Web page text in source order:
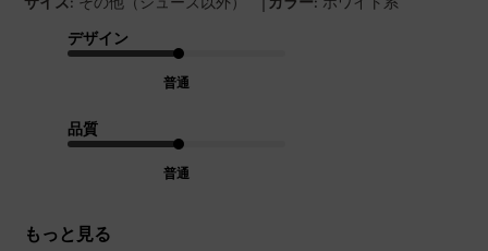
デザイン
普通
品質
普通
もっと見る